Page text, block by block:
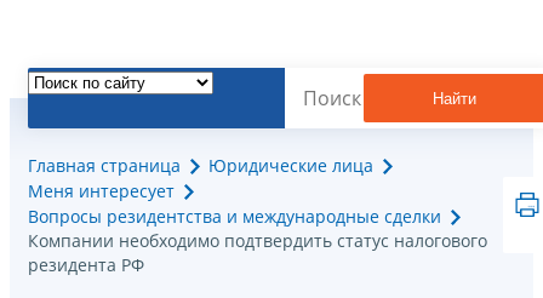
Найти
Главная страница
Юридические лица
Меня интересует
Вопросы резидентства и международные сделки
Компании необходимо подтвердить статус налогового
резидента РФ